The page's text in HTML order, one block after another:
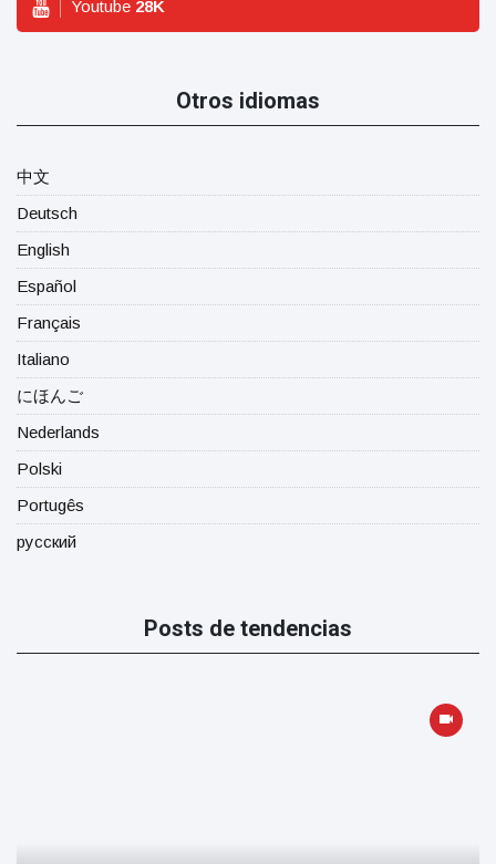
Youtube 28K
Otros idiomas
中文
Deutsch
English
Español
Français
Italiano
にほんご
Nederlands
Polski
Portugês
русский
Posts de tendencias